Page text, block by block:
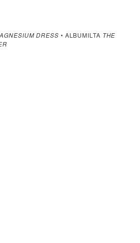
DRESS • ALBUMILTA THE